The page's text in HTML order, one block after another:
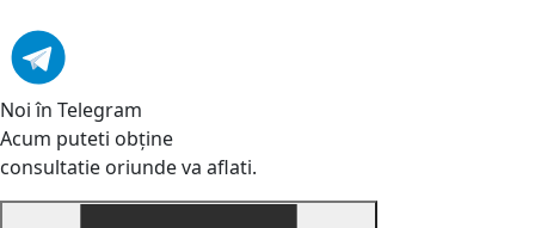
Noi în Telegram
Acum puteti obține
consultatie oriunde va aflati.